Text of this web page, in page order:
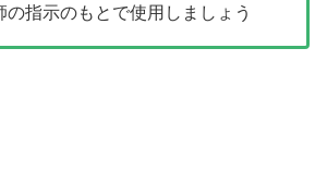
指示のもとで使用しましょう